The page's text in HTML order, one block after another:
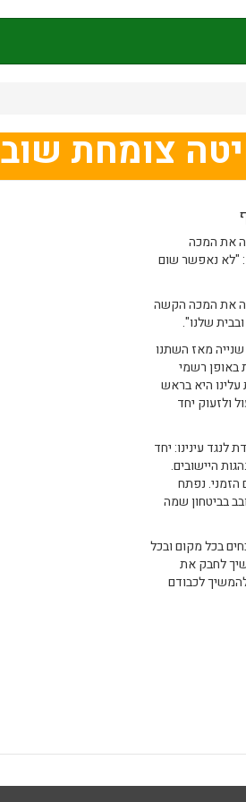
צומחת שוב
את המכה
מיוחד: "לא נאפשר שום
את המכה הקשה
מאז השתנו
באופן רשמי
היא בראש
ולזעוק יחד
עינינו: יחד
היישובים.
הזמני. נפתח
בביטחון שמה
איתנו אך הם נוכחים בכל מקום ובכל
לחבק את
לכבודם